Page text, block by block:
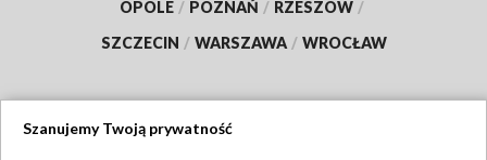
OPOLE / POZNAŃ / RZESZÓW /
SZCZECIN / WARSZAWA / WROCŁAW
Szanujemy Twoją prywatność